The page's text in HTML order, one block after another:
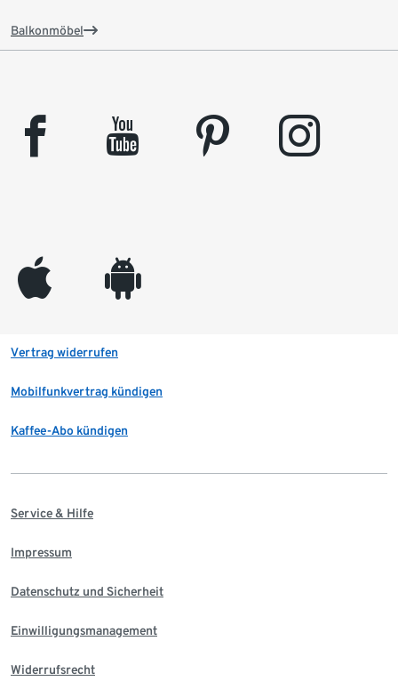
Balkonmöbel
facebook youtube pinterest instagram
appleinc android
Vertrag widerrufen
Mobilfunkvertrag kündigen
Kaffee-Abo kündigen
Service & Hilfe
Impressum
Datenschutz und Sicherheit
Einwilligungsmanagement
Widerrufsrecht